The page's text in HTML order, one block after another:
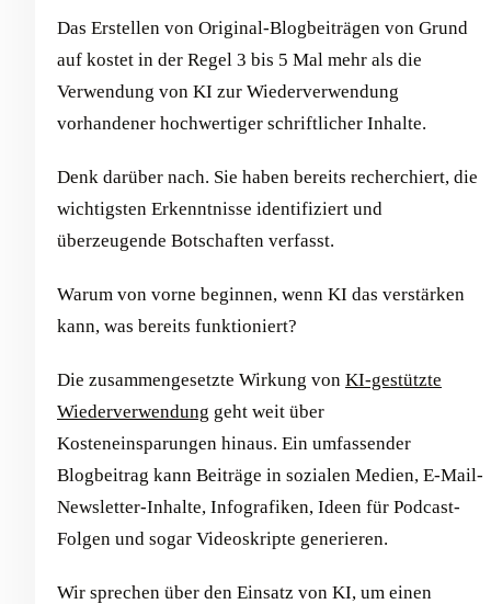
Das Erstellen von Original-Blogbeiträgen von Grund
auf kostet in der Regel 3 bis 5 Mal mehr als die
Verwendung von KI zur Wiederverwendung
vorhandener hochwertiger schriftlicher Inhalte.
Denk darüber nach. Sie haben bereits recherchiert, die
wichtigsten Erkenntnisse identifiziert und
überzeugende Botschaften verfasst.
Warum von vorne beginnen, wenn KI das verstärken
kann, was bereits funktioniert?
Die zusammengesetzte Wirkung von KI-gestützte
Wiederverwendung geht weit über
Kosteneinsparungen hinaus. Ein umfassender
Blogbeitrag kann Beiträge in sozialen Medien, E-Mail-
Newsletter-Inhalte, Infografiken, Ideen für Podcast-
Folgen und sogar Videoskripte generieren.
Wir sprechen über den Einsatz von KI, um einen